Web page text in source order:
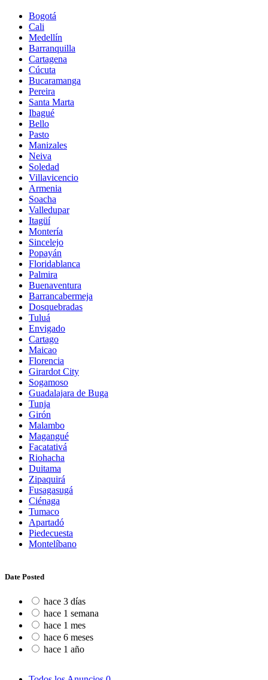
Bogotá
Cali
Medellín
Barranquilla
Cartagena
Cúcuta
Bucaramanga
Pereira
Santa Marta
Ibagué
Bello
Pasto
Manizales
Neiva
Soledad
Villavicencio
Armenia
Soacha
Valledupar
Itagüí
Montería
Sincelejo
Popayán
Floridablanca
Palmira
Buenaventura
Barrancabermeja
Dosquebradas
Tuluá
Envigado
Cartago
Maicao
Florencia
Girardot City
Sogamoso
Guadalajara de Buga
Tunja
Girón
Malambo
Magangué
Facatativá
Riohacha
Duitama
Zipaquirá
Fusagasugá
Ciénaga
Tumaco
Apartadó
Piedecuesta
Montelíbano
Date Posted
hace 3 días
hace 1 semana
hace 1 mes
hace 6 meses
hace 1 año